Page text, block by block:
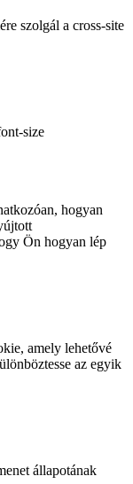
szolgál a cross-site
size
hogyan
Ön hogyan lép
amely lehetővé
az egyik
állapotának